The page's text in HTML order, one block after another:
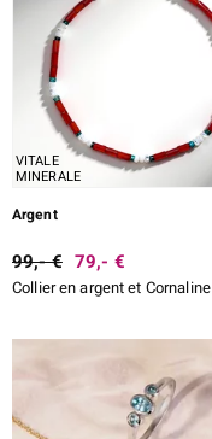
VITALE
MINERALE
Argent
99,- € 79,- €
Collier en argent et Cornaline